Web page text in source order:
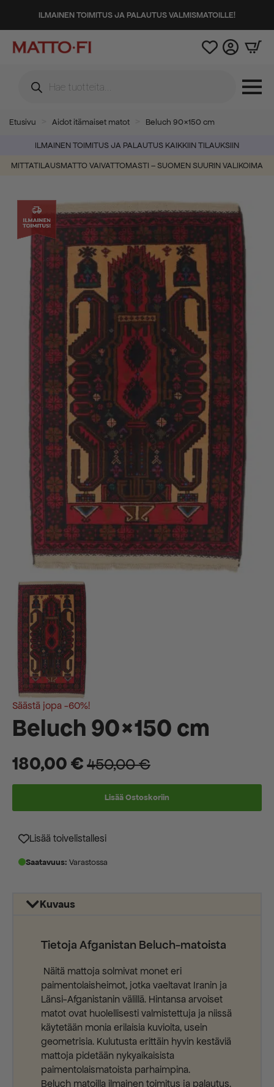
ILMAINEN TOIMITUS JA PALAUTUS VALMISMATOILLE!
search
Etusivu Aidot itämaiset matot Beluch 90×150 cm
ILMAINEN TOIMITUS JA PALAUTUS KAIKKIIN TILAUKSIIN
MITTATILAUSMATTO VAIVATTOMASTI – SUOMEN SUURIN VALIKOIMA
-60%
Säästä jopa -60%!
Beluch 90×150 cm
450,00€
Alkuperäinen
oli:
450,00 €.
180,00€
Nykyinen
on:
180,00 €.
Lisää Ostoskoriin
Lisää toivelistallesi
Saatavuus: Varastossa
Kuvaus
Tietoja Afganistan Beluch-matoista
Näitä mattoja solmivat monet eri
paimentolaisheimot, jotka vaeltavat Iranin ja
Länsi-Afganistanin välillä. Hintansa arvoiset
matot ovat huolellisesti valmistettuja ja niissä
käytetään monia erilaisia kuvioita, usein
geometrisia. Kulutusta erittäin hyvin kestäviä
mattoja pidetään nykyaikaisista
paimentolaismatoista parhaimpina.
Beluch matoilla ilmainen toimitus ja palautus.